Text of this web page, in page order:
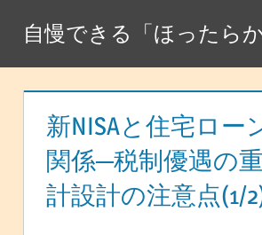
テ
自慢できる「ほったらか
新NISAと住宅ロー
関係─税制優遇の
計設計の注意点(1/